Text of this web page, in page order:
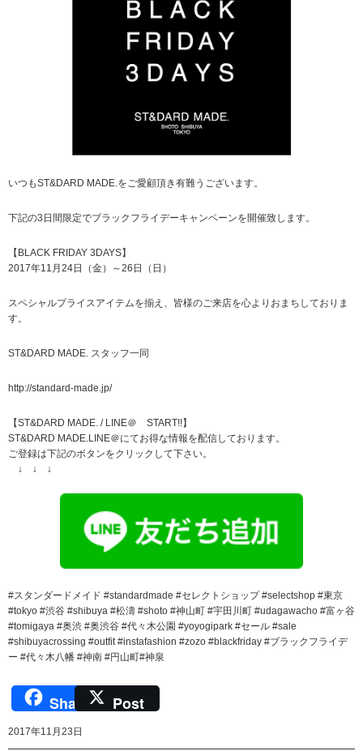
いつもST&DARD MADE.をご愛顧頂き有難うございます。
下記の3日間限定でブラックフライデーキャンペーンを開催致します。
【BLACK FRIDAY 3DAYS】
2017年11月24日（金）～26日（日）
スペシャルプライスアイテムを揃え、皆様のご来店を心よりおまちしておりま
す。
ST&DARD MADE. スタッフ一同
http://standard-made.jp/
【ST&DARD MADE. / LINE＠ START!!】
ST&DARD MADE.LINE＠にてお得な情報を配信しております。
ご登録は下記のボタンをクリックして下さい。
↓ ↓ ↓
#スタンダードメイド #standardmade #セレクトショップ #selectshop #東京
#tokyo #渋谷 #shibuya #松濤 #shoto #神山町 #宇田川町 #udagawacho #富ヶ谷
#tomigaya #奥渋 #奥渋谷 #代々木公園 #yoyogipark #セール #sale
#shibuyacrossing #outfit #instafashion #zozo #blackfriday #ブラックフライデ
ー #代々木八幡 #神南 #円山町#神泉
Share Post
2017年11月23日